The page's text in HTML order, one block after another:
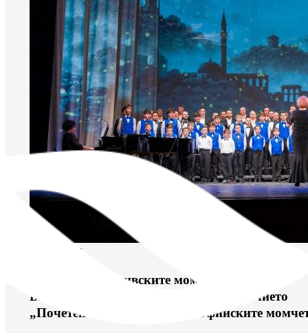
юни 11, 2026
Хорът на пловдивските момчета „Стефка
Благоева“ е първият носител на отличието
„Почетен знак на Хора на Софийските